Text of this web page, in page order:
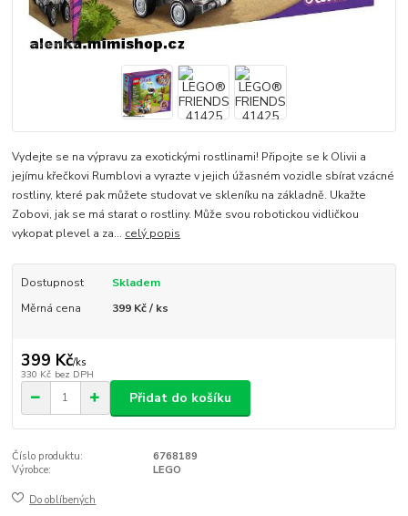
Vydejte se na výpravu za exotickými rostlinami! Připojte se k Olivii a
jejímu křečkovi Rumblovi a vyrazte v jejich úžasném vozidle sbírat vzácné
rostliny, které pak můžete studovat ve skleníku na základně. Ukažte
Zobovi, jak se má starat o rostliny. Může svou robotickou vidličkou
vykopat plevel a za... celý popis
Dostupnost
Skladem
Měrná cena
399 Kč / ks
399 Kč/ks
330 Kč bez DPH
Přidat do košíku
Číslo produktu:
6768189
Výrobce:
LEGO
Do oblíbených